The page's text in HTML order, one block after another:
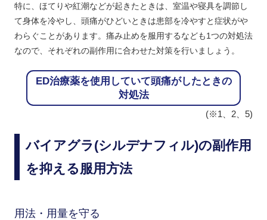
特に、ほてりや紅潮などが起きたときは、室温や寝具を調節し
て身体を冷やし、頭痛がひどいときは患部を冷やすと症状がや
わらぐことがあります。痛み止めを服用するなども1つの対処法
なので、それぞれの副作用に合わせた対策を行いましょう。
ED治療薬を使用していて頭痛がしたときの
対処法
(※1、2、5)
バイアグラ(シルデナフィル)の副作用
を抑える服用方法
用法・用量を守る